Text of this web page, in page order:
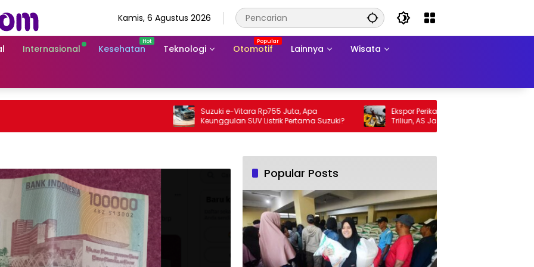
Kamis, 6 Agustus 2026
Internasional Kesehatan Teknologi Otomotif Lainnya Wisata
Suzuki e-Vitara Rp755 Juta, Apa
Keunggulan SUV Listrik Pertama Suzuki?
Ekspor Perikanan 2025 Tembus Rp105
Triliun, AS Jadi Pasar Utama
Popular Posts